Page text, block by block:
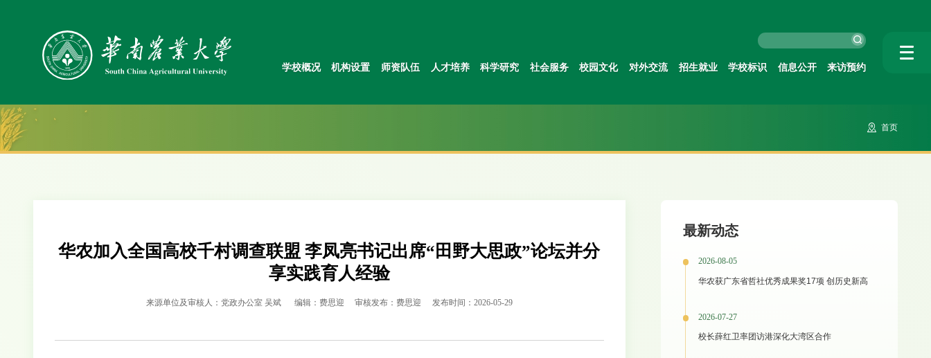
学校概况 机构设置 师资队伍 人才培养 科学研究 社会服务 校园文化 对外交流 招生就业 学校标识 信息公开 来访预约
首页
华农加入全国高校千村调查联盟 李凤亮书记出席“田野大思政”论坛并分
享实践育人经验
来源单位及审核人：党政办公室 吴斌 编辑：费思迎 审核发布：费思迎 发布时间：2026-05-29
最新动态
2026-08-05
华农获广东省哲社优秀成果奖17项 创历史新高
2026-07-27
校长薛红卫率团访港深化大湾区合作